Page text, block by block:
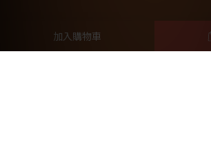
加入購物車